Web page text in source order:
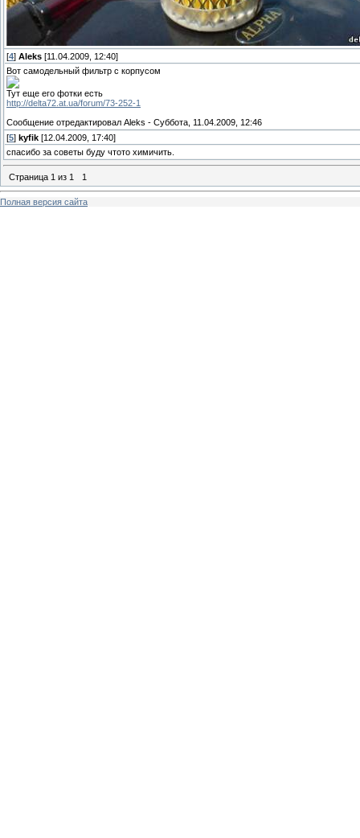
[4] Aleks [11.04.2009, 12:40]
Вот самодельный фильтр с корпусом
Тут еще его фотки есть
http://delta72.at.ua/forum/73-252-1
Сообщение отредактировал Aleks - Суббота, 11.04.2009, 12:46
[5] kyfik [12.04.2009, 17:40]
спасибо за советы буду чтото химичить.
Страница 1 из 1 1
Полная версия сайта